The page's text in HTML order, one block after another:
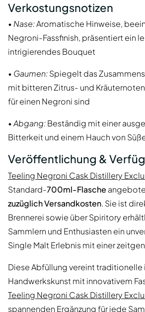
Verkostungsnotizen
• Nase:Aromatische Hinweise,
Negroni-Fassfinish, präsentiert ein
intrigierendes Bouquet
• Gaumen:Spiegelt das
mit bitteren Zitrus- und
für einen Negroni sind
•Abgang:Beständig mit einer
Bitterkeit und einem Hauch von
Veröffentlichung &
Teeling Negroni Cask Distillery
Standard-700ml-Flasche
zuzüglich Versandkosten. Sie ist
Brennerei sowie über Spiritory
Sammlern und Enthusiasten ein
Single Malt Erlebnis mit einer
Diese Abfüllung vereint traditionelle
Handwerkskunst mit innovativem
Teeling Negroni Cask Distillery
spannenden Ergänzung für jede